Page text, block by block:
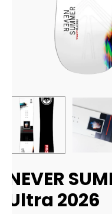
NEVER
Ultra 2026